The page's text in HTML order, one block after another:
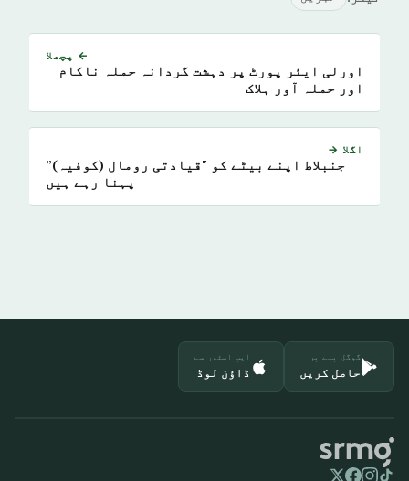
← پچھلا
اورلی ایئر پورٹ پر دہشت گردانہ حملہ ناکام
اور حملہ آور ہلاک
اگلا →
جنبلاط اپنے بیٹے کو "قیادتی رومال (کوفیہ)”
پہنا رہے ہیں
گوگل پلے پر
حاصل کریں
ایپ اسٹور سے
ڈاؤن لوڈ